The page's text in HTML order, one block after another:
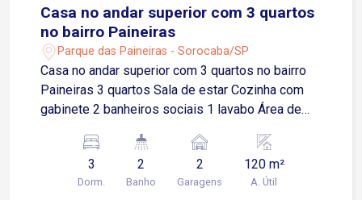
Casa no andar superior com 3 quartos
no bairro Paineiras
Parque das Paineiras - Sorocaba/SP
Casa no andar superior com 3 quartos no bairro
Paineiras 3 quartos Sala de estar Cozinha com
gabinete 2 banheiros sociais 1 lavabo Área de
Localização Localizada no Parque das Paineiras,
bairro com fácil acesso às principais regiões de
Sorocaba Aproximadamente 3 minutos da
3
Dorm.
2
Banho
2
Garagens
120 m²
A. Útil